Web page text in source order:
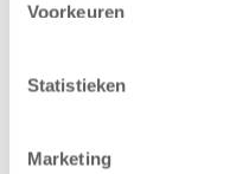
Voorkeuren
Statistieken
Marketing